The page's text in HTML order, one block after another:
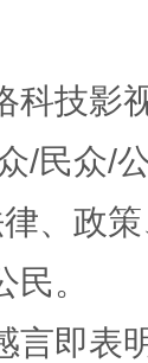
科技影
/民众/
、政
。
言即表